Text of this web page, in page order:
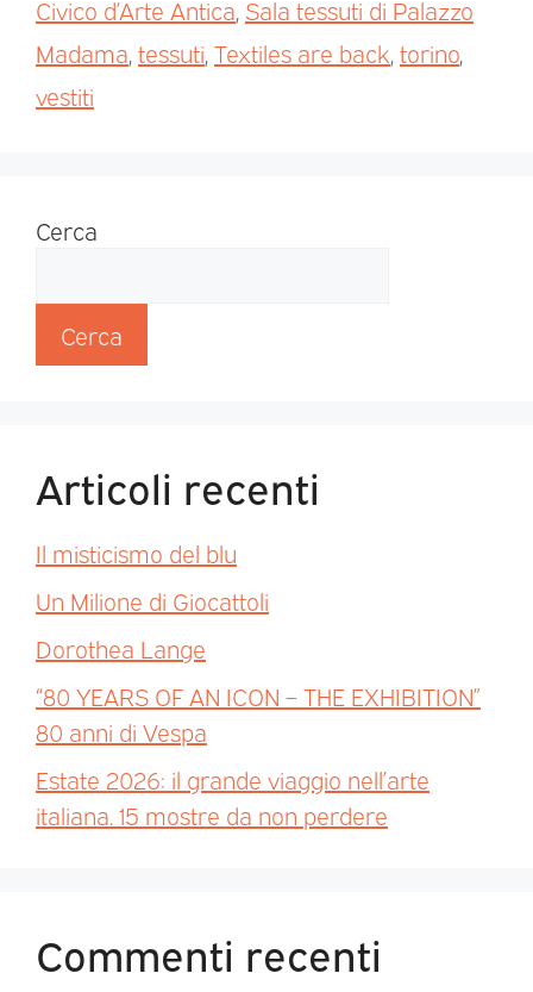
Civico d’Arte Antica Sala tessuti di Palazzo
Madama tessuti Textiles are back torino
vestiti
Cerca
Cerca
Articoli recenti
Il misticismo del blu
Un Milione di Giocattoli
Dorothea Lange
“80 YEARS OF AN ICON – THE EXHIBITION”
80 anni di Vespa
Estate 2026: il grande viaggio nell’arte
italiana. 15 mostre da non perdere
Commenti recenti